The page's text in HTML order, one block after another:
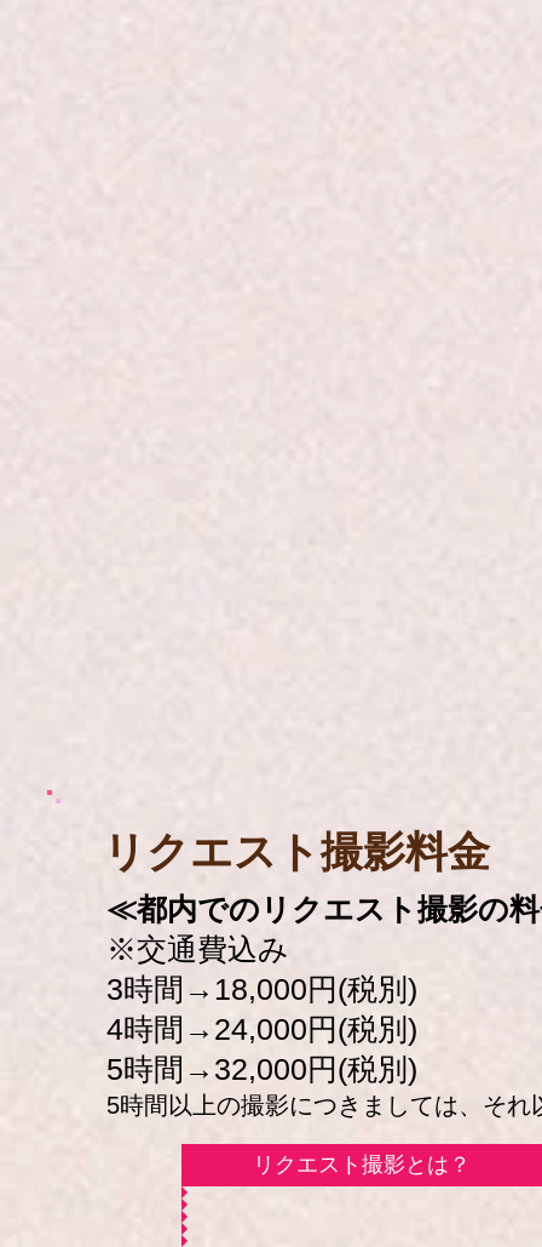
​リクエスト撮影料金
≪都内でのリクエスト撮影の
※交通費込み
3時間→18,000円(税別)
4時間→24,000円(税別)
5時間→32,000円(税別)
5時間以上の撮影につきましては、そ
リクエスト撮影とは？